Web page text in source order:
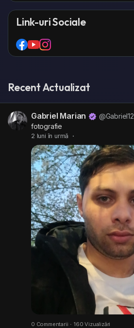
Link-uri Sociale
Recent Actualizat
Gabriel Marian @Gabriel12
fotografie
2 luni în urmă ·
0 Commentarii · 160 Vizualizări